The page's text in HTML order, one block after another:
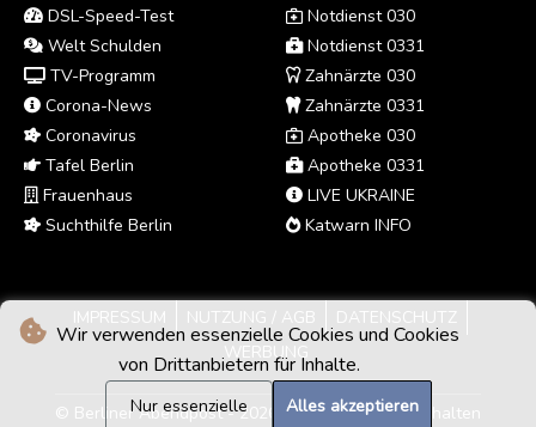
Wir verwenden essenzielle Cookies und Cookies
von Drittanbietern für Inhalte.
Nur essenzielle Alles akzeptieren
DSL-Speed-Test
Welt Schulden
TV-Programm
Corona-News
Coronavirus
Tafel Berlin
Frauenhaus
Suchthilfe Berlin
Notdienst 030
Notdienst 0331
Zahnärzte 030
Zahnärzte 0331
Apotheke 030
Apotheke 0331
LIVE UKRAINE
Katwarn INFO
IMPRESSUM NUTZUNG / AGB
DATENSCHUTZ
WERBUNG
© Berliner Abendpost - 2026 - Alle Rechte vorbehalten